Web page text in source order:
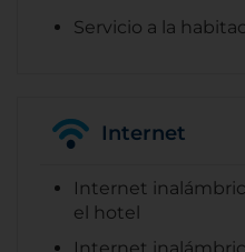
Servicio a la
Internet
Internet
el hotel